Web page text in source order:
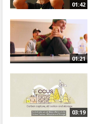
01:42
01:21
03:19